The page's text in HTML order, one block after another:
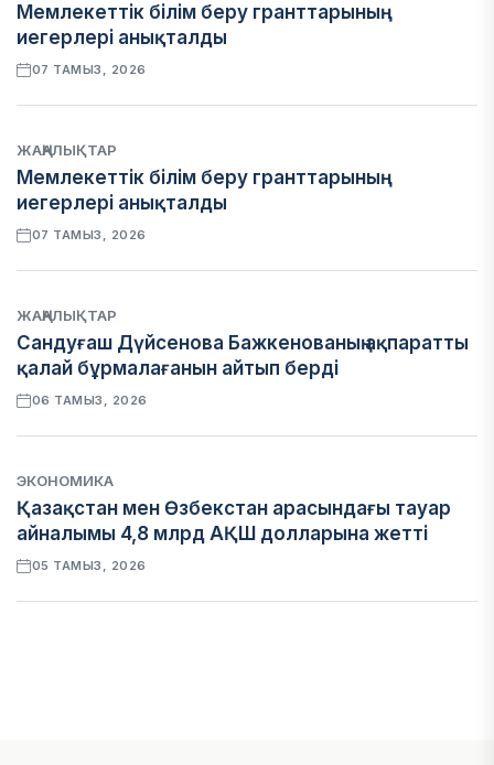
Мемлекеттік білім беру гранттарының
иегерлері анықталды
07 ТАМЫЗ, 2026
ЖАҢАЛЫҚТАР
Мемлекеттік білім беру гранттарының
иегерлері анықталды
07 ТАМЫЗ, 2026
ЖАҢАЛЫҚТАР
Сандуғаш Дүйсенова Бажкенованың ақпаратты
қалай бұрмалағанын айтып берді
06 ТАМЫЗ, 2026
ЭКОНОМИКА
Қазақстан мен Өзбекстан арасындағы тауар
айналымы 4,8 млрд АҚШ долларына жетті
05 ТАМЫЗ, 2026